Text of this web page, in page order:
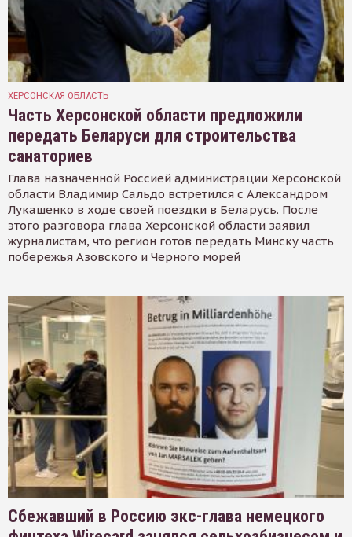
ХЕРСОНСКАЯ ОБЛАСТЬ
Часть Херсонской области предложили
передать Беларуси для строительства
санаториев
Глава назначенной Россией администрации Херсонской
области Владимир Сальдо встретился с Александром
Лукашенко в ходе своей поездки в Беларусь. После
этого разговора глава Херсонской области заявил
журналистам, что регион готов передать Минску часть
побережья Азовского и Черного морей
Сбежавший в Россию экс-глава немецкого